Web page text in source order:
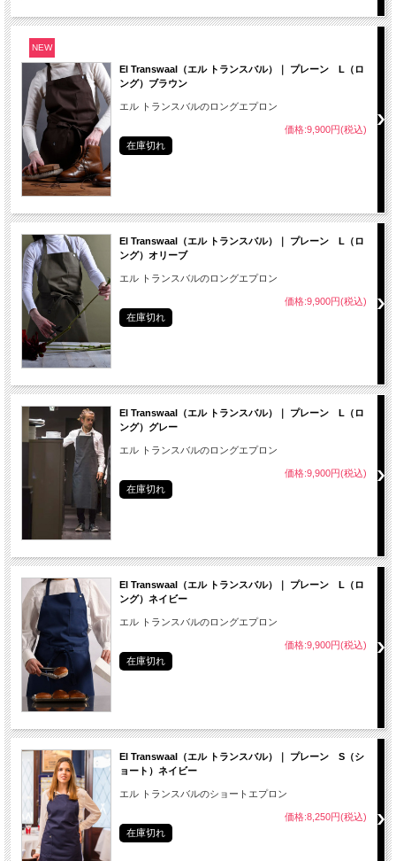
NEW
El Transwaal（エル トランスバル）｜ プレーン L（ロ
ング）ブラウン
エル トランスバルのロングエプロン
価格:9,900円(税込)
在庫切れ
El Transwaal（エル トランスバル）｜ プレーン L（ロ
ング）オリーブ
エル トランスバルのロングエプロン
価格:9,900円(税込)
在庫切れ
El Transwaal（エル トランスバル）｜ プレーン L（ロ
ング）グレー
エル トランスバルのロングエプロン
価格:9,900円(税込)
在庫切れ
El Transwaal（エル トランスバル）｜ プレーン L（ロ
ング）ネイビー
エル トランスバルのロングエプロン
価格:9,900円(税込)
在庫切れ
El Transwaal（エル トランスバル）｜ プレーン S（シ
ョート）ネイビー
エル トランスバルのショートエプロン
価格:8,250円(税込)
在庫切れ